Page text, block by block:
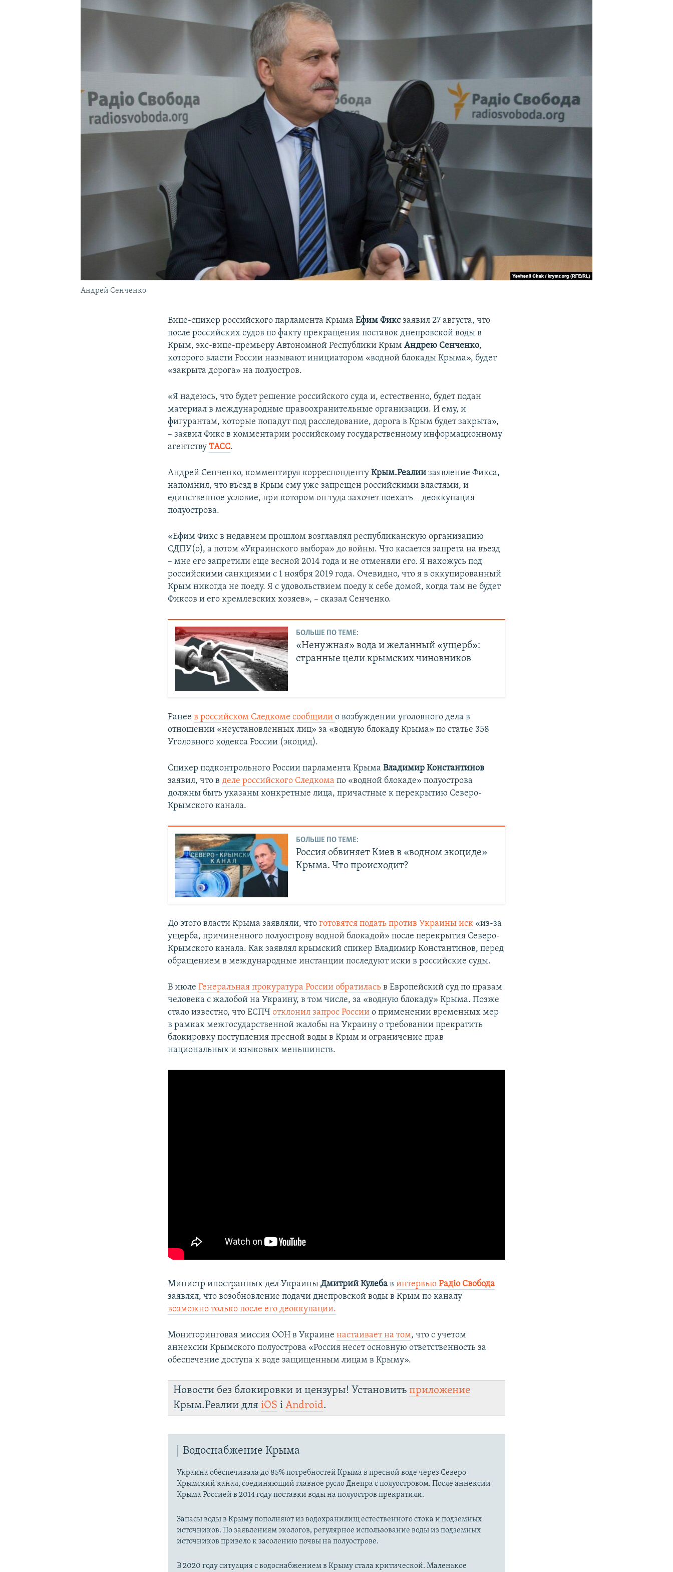
Андрей Сенченко
Вице-спикер российского парламента КрымаЕфим Фиксзаявил 27 августа, что
после российских судов по факту прекращения поставок днепровской воды в
Крым, экс-вице-премьеру Автономной Республики КрымАндрею Сенченко,
которого власти России называют инициатором «водной блокады Крыма», будет
«закрыта дорога» на полуостров.
«Я надеюсь, что будет решение российского суда и, естественно, будет подан
материал в международные правоохранительные организации. И ему, и
фигурантам, которые попадут под расследование, дорога в Крым будет закрыта»,
– заявил Фикс в комментарии российскому государственному информационному
агентствуТАСС.
Андрей Сенченко, комментируя корреспондентуКрым.Реалии заявление Фикса,
напомнил, что въезд в Крым ему уже запрещен российскими властями, и
единственное условие, при котором он туда захочет поехать – деоккупация
полуострова.
«Ефим Фикс в недавнем прошлом возглавлял республиканскую организацию
СДПУ(о), а потом «Украинского выбора» до войны. Что касается запрета на въезд
– мне его запретили еще весной 2014 года и не отменяли его. Я нахожусь под
российскими санкциями с 1 ноября 2019 года. Очевидно, что я в оккупированный
Крым никогда не поеду. Я с удовольствием поеду к себе домой, когда там не будет
Фиксов и его кремлевских хозяев», – сказал Сенченко.
БОЛЬШЕ ПО ТЕМЕ:
«Ненужная» вода и желанный «ущерб»:
странные цели крымских чиновников
Ранеев российском Следкоме сообщилио возбуждении уголовного дела в
отношении «неустановленных лиц» за «водную блокаду Крыма» по статье 358
Уголовного кодекса России (экоцид).
Спикер подконтрольного России парламента КрымаВладимир Константинов
заявил, что вделе российского Следкома по «водной блокаде» полуострова
должны быть указаны конкретные лица, причастные к перекрытию Северо-
Крымского канала.
БОЛЬШЕ ПО ТЕМЕ:
Россия обвиняет Киев в «водном экоциде»
Крыма. Что происходит?
До этого власти Крыма заявляли, чтоготовятся подать против Украины иск «из-за
ущерба, причиненного полуострову водной блокадой» после перекрытия Северо-
Крымского канала. Как заявлял крымский спикер Владимир Константинов, перед
обращением в международные инстанции последуют иски в российские суды.
В июлеГенеральная прокуратура России обратилась в Европейский суд по правам
человека с жалобой на Украину, в том числе, за «водную блокаду» Крыма. Позже
стало известно, что ЕСПЧотклонил запрос Россиио применении временных мер
в рамках межгосударственной жалобы на Украину о требовании прекратить
блокировку поступления пресной воды в Крым и ограничение прав
национальных и языковых меньшинств.
Министр иностранных дел УкраиныДмитрий Кулеба винтервьюРадіо Свобода
заявлял, что возобновление подачи днепровской воды в Крым по каналу
возможно только после его деоккупации.
Мониторинговая миссия ООН в Украиненастаивает на том, что с учетом
аннексии Крымского полуострова «Россия несет основную ответственность за
обеспечение доступа к воде защищенным лицам в Крыму».
Новости без блокировки и цензуры! Установитьприложение
Крым.Реалии дляiOS іAndroid.
Водоснабжение Крыма
Украина обеспечивала до 85% потребностей Крыма в пресной воде через Северо-
Крымский канал, соединяющий главное русло Днепра с полуостровом. После аннексии
Крыма Россией в 2014 году поставки воды на полуостров прекратили.
Запасы воды в Крыму пополняют из водохранилищ естественного стока и подземных
источников. По заявлениям экологов, регулярное использование воды из подземных
источников привело к засолению почвы на полуострове.
В 2020 году ситуация с водоснабжением в Крыму стала критической. Маленькое